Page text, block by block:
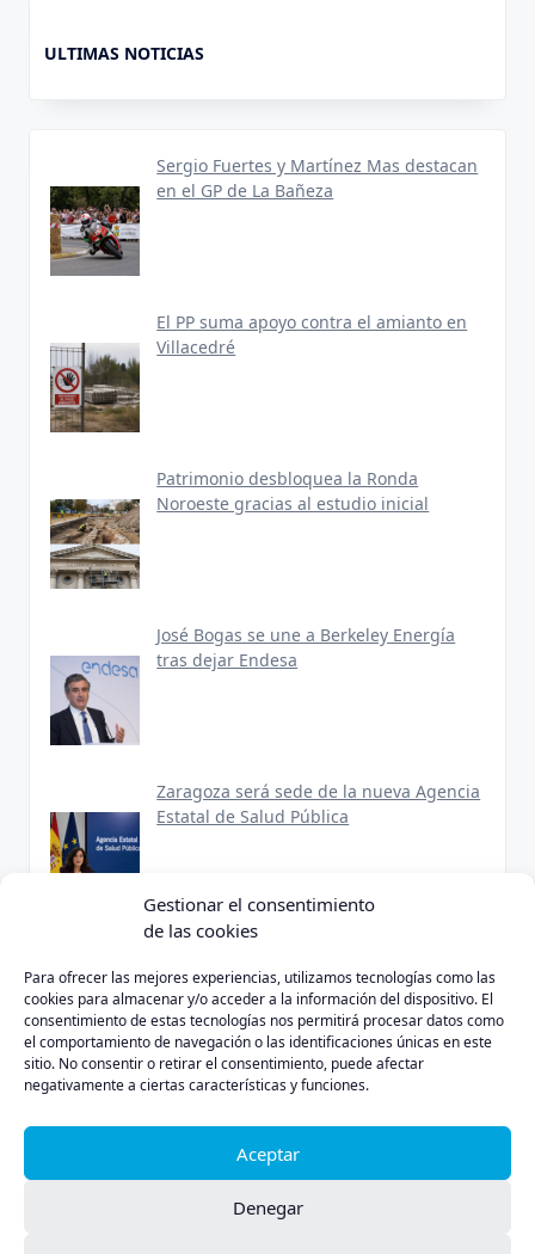
Gestionar el consentimiento
de las cookies
Para ofrecer las mejores experiencias, utilizamos tecnologías como las
cookies para almacenar y/o acceder a la información del dispositivo. El
consentimiento de estas tecnologías nos permitirá procesar datos como
el comportamiento de navegación o las identificaciones únicas en este
sitio. No consentir o retirar el consentimiento, puede afectar
negativamente a ciertas características y funciones.
Aceptar
Denegar
ULTIMAS NOTICIAS
Sergio Fuertes y Martínez Mas destacan
en el GP de La Bañeza
El PP suma apoyo contra el amianto en
Villacedré
Patrimonio desbloquea la Ronda
Noroeste gracias al estudio inicial
José Bogas se une a Berkeley Energía
tras dejar Endesa
Zaragoza será sede de la nueva Agencia
Estatal de Salud Pública
Política de PrivacidadAviso LegalPolítica de Cookies
INICIO LEÓN BIERZO CASTILLA Y LEON
SUCESOS
NOTICIAS